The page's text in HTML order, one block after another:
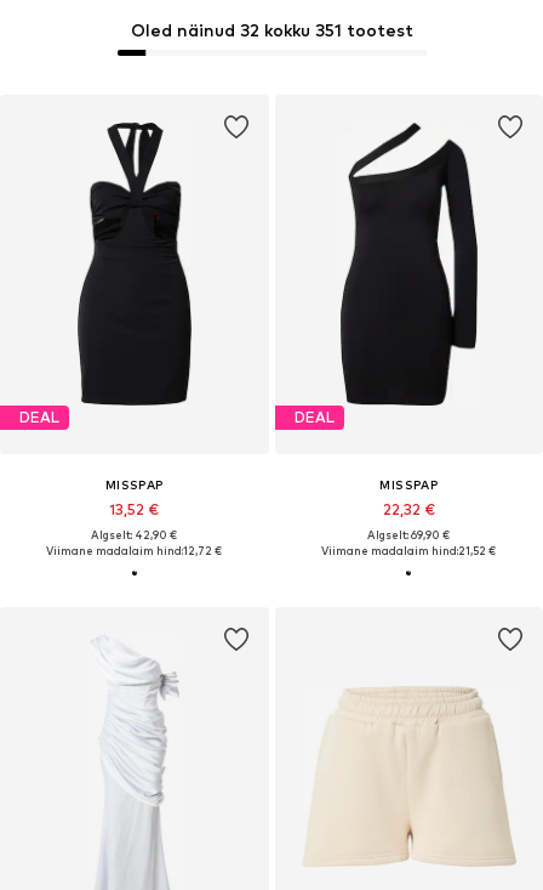
Oled näinud 32 kokku 351 tootest
DEAL
MISSPAP
13,52 €
Algselt: 42,90 €
Viimane madalaim hind:12,72 €
DEAL
MISSPAP
22,32 €
Algselt: 69,90 €
Viimane madalaim hind:21,52 €